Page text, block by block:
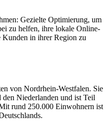
Gezielte Optimierung, um
zu helfen, ihre lokale Online-
Kunden in ihrer Region zu
von Nordrhein-Westfalen. Sie
Niederlanden und ist Teil
rund 250.000 Einwohnern ist